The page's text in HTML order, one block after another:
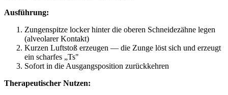
Ausführung:
Zungenspitze locker hinter die oberen Schneidezähne legen
(alveolarer Kontakt)
Kurzen Luftstoß erzeugen — die Zunge löst sich und erzeugt
ein scharfes „Ts"
Sofort in die Ausgangsposition zurückkehren
Therapeutischer Nutzen: